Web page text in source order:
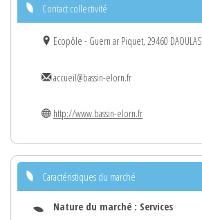
Contact collectivité
Ecopôle - Guern ar Piquet, 29460 DAOULAS
accueil@bassin-elorn.fr
http://www.bassin-elorn.fr
Caractéristiques du marché
Nature du marché : Services